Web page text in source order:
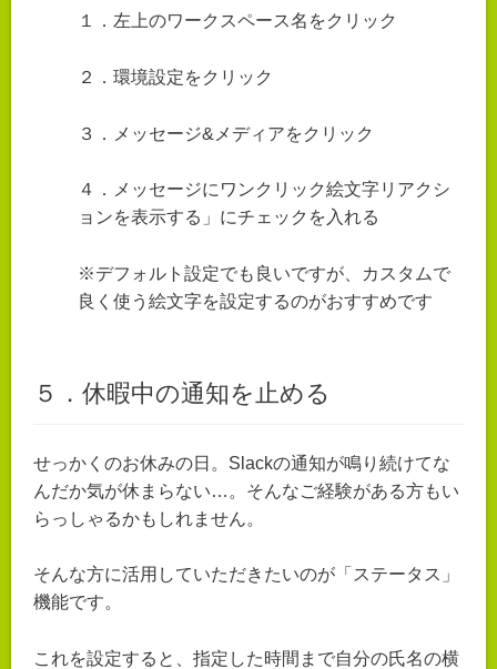
１．左上のワークスペース名をクリック
２．環境設定をクリック
３．メッセージ&メディアをクリック
４．メッセージにワンクリック絵文字リアクシ
ョンを表示する」にチェックを入れる
※デフォルト設定でも良いですが、カスタムで
良く使う絵文字を設定するのがおすすめです
５．休暇中の通知を止める
せっかくのお休みの日。Slackの通知が鳴り続けてな
んだか気が休まらない…。そんなご経験がある方もい
らっしゃるかもしれません。
そんな方に活用していただきたいのが「ステータス」
機能です。
これを設定すると、指定した時間まで自分の氏名の横